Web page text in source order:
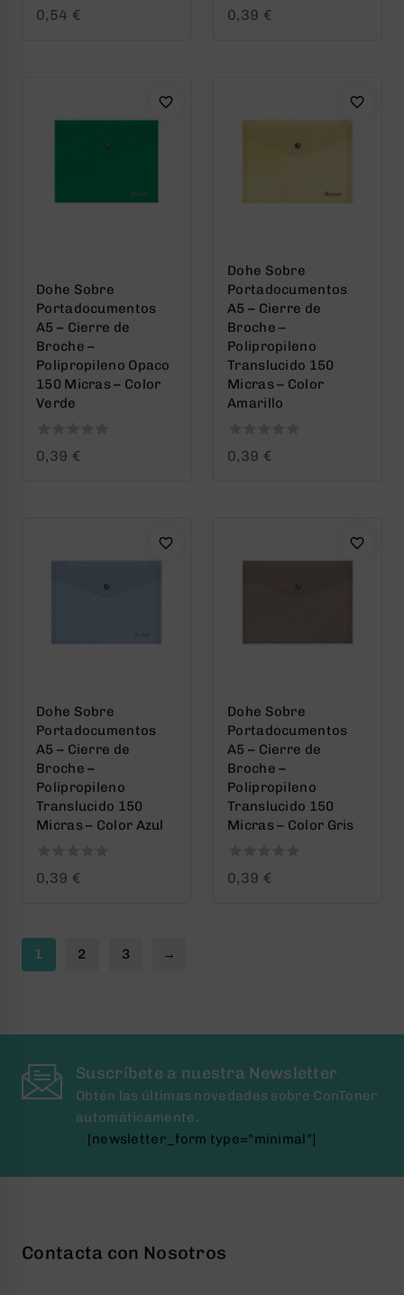
0
0,54 €
0
0,39 €
Dohe Sobre
Portadocumentos
A5 – Cierre de
Broche –
Polipropileno Opaco
150 Micras – Color
Verde
0
0,39 €
Dohe Sobre
Portadocumentos
A5 – Cierre de
Broche –
Polipropileno
Translucido 150
Micras – Color
Amarillo
0
0,39 €
Dohe Sobre
Portadocumentos
A5 – Cierre de
Broche –
Polipropileno
Translucido 150
Micras – Color Azul
0
0,39 €
Dohe Sobre
Portadocumentos
A5 – Cierre de
Broche –
Polipropileno
Translucido 150
Micras – Color Gris
0
0,39 €
1 2 3 →
Suscríbete a nuestra Newsletter
Obtén las últimas novedades sobre ConToner
automáticamente.
[newsletter_form type="minimal"]
Contacta con Nosotros